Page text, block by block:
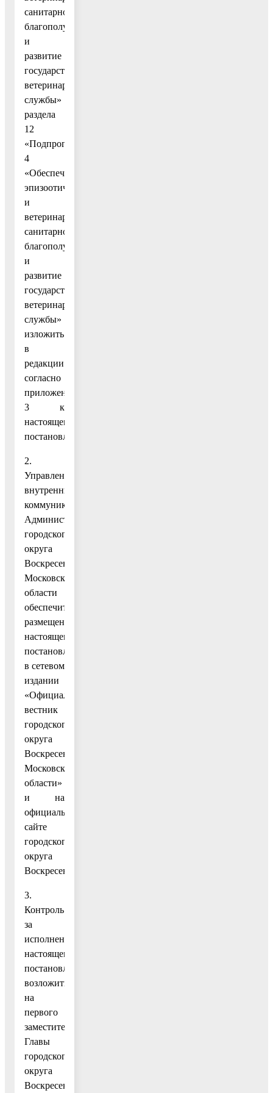
санитарного
благополучия
и
развитие
государственной
ветеринарной
службы»
раздела
12
«Подпрограмма
4
«Обеспечение
эпизоотического
и
ветеринарно-
санитарного
благополучия
и
развитие
государственной
ветеринарной
службы»
изложить
в
редакции
согласно
приложению
3 к
настоящему
постановлению.
2.
Управлению
внутренних
коммуникаций
Администрации
городского
округа
Воскресенск
Московской
области
обеспечить
размещение
настоящего
постановления
в сетевом
издании
«Официальный
вестник
городского
округа
Воскресенск
Московской
области»
и на
официальном
сайте
городского
округа
Воскресенск.
3.
Контроль
за
исполнением
настоящего
постановления
возложить
на
первого
заместителя
Главы
городского
округа
Воскресенск